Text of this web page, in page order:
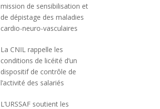
mission de sensibilisation et
de dépistage des maladies
cardio-neuro-vasculaires
La CNIL rappelle les
conditions de licéité d’un
dispositif de contrôle de
l’activité des salariés
L’URSSAF soutient les